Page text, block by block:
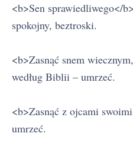
<b>Sen sprawiedliwego</
spokojny, beztroski.
<b>Zasnąć snem
według Biblii – umrzeć.
<b>Zasnąć z ojcami
umrzeć.